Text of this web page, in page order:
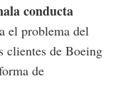
conducta
el problema del
clientes de Boeing
de